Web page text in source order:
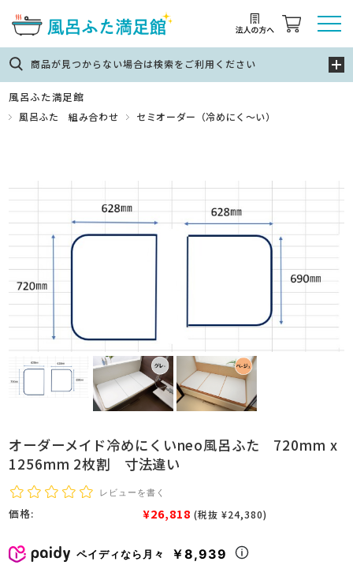
商品が見つからない場合は検索をご利用ください
風呂ふた満足館
風呂ふた 組み合わせ セミオーダー（冷めにく～い）
オーダーメイド冷めにくいneo風呂ふた 720mm x
1256mm 2枚割 寸法違い
レビューを書く
価格: ¥26,818 (税抜 ¥24,380)
ペイディなら月々 ￥8,939